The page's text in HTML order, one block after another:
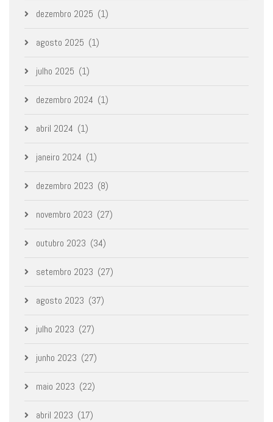
dezembro 2025 (1)
agosto 2025 (1)
julho 2025 (1)
dezembro 2024 (1)
abril 2024 (1)
janeiro 2024 (1)
dezembro 2023 (8)
novembro 2023 (27)
outubro 2023 (34)
setembro 2023 (27)
agosto 2023 (37)
julho 2023 (27)
junho 2023 (27)
maio 2023 (22)
abril 2023 (17)